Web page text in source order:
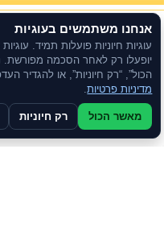
יבואן רשמי
קנייה
תשלום
אנחנו משתמשים בעוגיות
עוגיות חיוניות פועלות תמיד. עוגיות
יופעלו רק לאחר הסכמה מפורשת.
הכול”, “רק חיוניות”, או להגדיר
מדיניות פרטיות.
מאשר הכול רק חיוניות